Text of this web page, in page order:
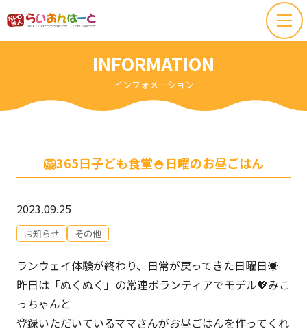
INFORMATION
インフォメーション
🦁365日子ども食堂🍚日曜のお昼ごはん
2023.09.25
お知らせ その他
ランウェイ体験が終わり、日常が戻ってきた日曜日☀️
昨日は「ぬくぬく」の常連ボランティアでモデル💖みこ
っちゃんと
登録いただいているママさんがお昼ごはんを作ってくれ